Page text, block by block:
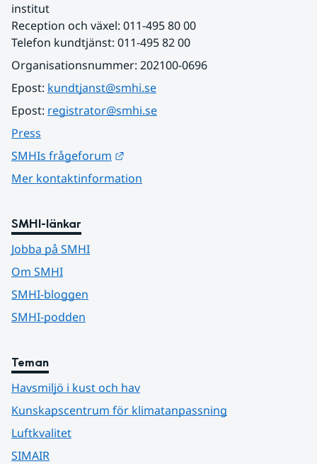
institut
Reception och växel: 011-495 80 00
Telefon kundtjänst: 011-495 82 00
Organisationsnummer: 202100-0696
Epost: kundtjanst@smhi.se
Epost: registrator@smhi.se
Press
SMHIs frågeforum
Mer kontaktinformation
SMHI-länkar
Jobba på SMHI
Om SMHI
SMHI-bloggen
SMHI-podden
Teman
Havsmiljö i kust och hav
Kunskapscentrum för klimatanpassning
Luftkvalitet
SIMAIR